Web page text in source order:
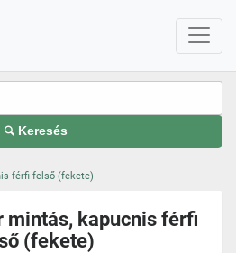
Keresés
férfi felső (fekete)
mintás, kapucnis férfi
(fekete)